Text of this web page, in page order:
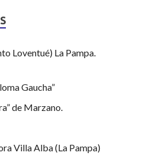
Loventué) La Pampa.
Gaucha”
de Marzano.
Villa Alba (La Pampa)